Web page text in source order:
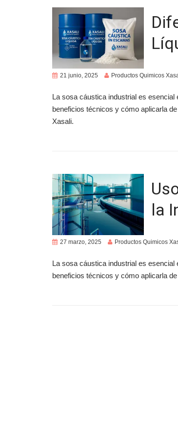
21 junio, 2025 Productos Quimicos
La sosa cáustica industrial es
beneficios técnicos y cómo aplicarla
Xasali.
la
27 marzo, 2025 Productos Quimicos
La sosa cáustica industrial es
beneficios técnicos y cómo aplicarla